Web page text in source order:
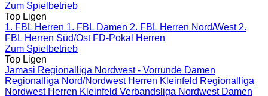
Zum Spielbetrieb
Top Ligen
1. FBL Herren 1. FBL Damen 2. FBL Herren Nord/West2.
FBL Herren Süd/Ost FD-Pokal Herren
Zum Spielbetrieb
Top Ligen
Jamasi Regionalliga Nordwest - Vorrunde Damen
Regionalliga Nord/Nordwest Herren Kleinfeld Regionalliga
Nordwest Herren Kleinfeld Verbandsliga Nordwest Damen